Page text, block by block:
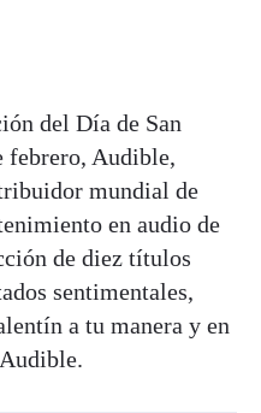
del Día de San
febrero, Audible,
mundial de
en audio de
de diez títulos
sentimentales,
a tu manera y en